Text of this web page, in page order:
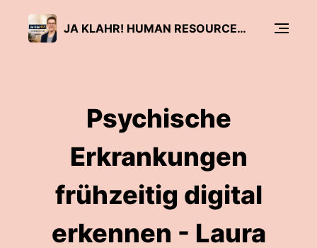
JA KLAHR! HUMAN RESOURCES UND LEADERSHIP
Psychische
Erkrankungen
frühzeitig digital
erkennen - Laura